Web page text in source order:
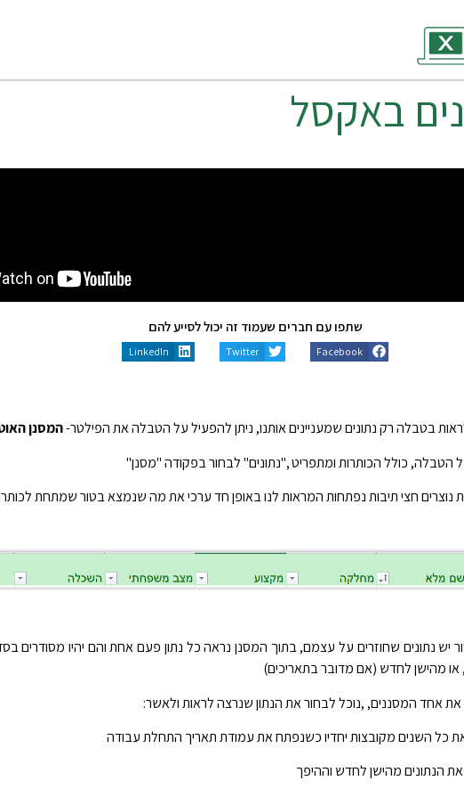
באקסל
שתפו עם חברים שעמוד זה יכול לסייע להם
Facebook
Twitter
LinkedIn
בטבלה רק נתונים שמעניינים אותנו, ניתן להפעיל על הטבלה את הפילטר-המסנן
הטבלה, כולל הכותרות ומתפריט ,"נתונים" לבחור בפקודה "מסנן"
נוצרים חצי תיבות נפתחות המראות לנו באופן חד ערכי את מה שנמצא בטור שמתחת
יש נתונים שחוזרים על עצמם, בתוך המסנן נראה כל נתון פעם אחת והם יהיו מסודרים
או מהישן לחדש (אם מדובר בתאריכים)
אחד המסננים, ,נוכל לבחור את הנתון שנרצה לראות ולאשר:
כל השנים מקובצות יחדיו כשנפתח את עמודת תאריך התחלת עבודה
את הנתונים מהישן לחדש וההיפך